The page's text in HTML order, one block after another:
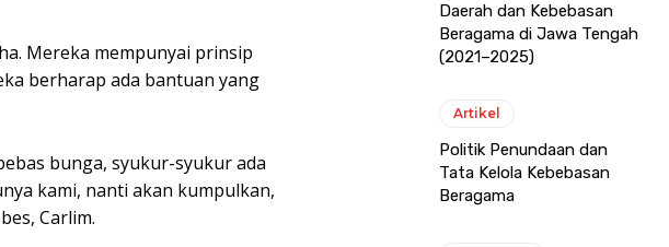
Mereka mempunyai prinsip
berharap ada bantuan yang
bunga, syukur-syukur ada
kami, nanti akan kumpulkan,
Carlim.
Daerah dan Kebebasan
Beragama di Jawa Tengah
(2021–2025)
Artikel
Politik Penundaan dan
Tata Kelola Kebebasan
Beragama